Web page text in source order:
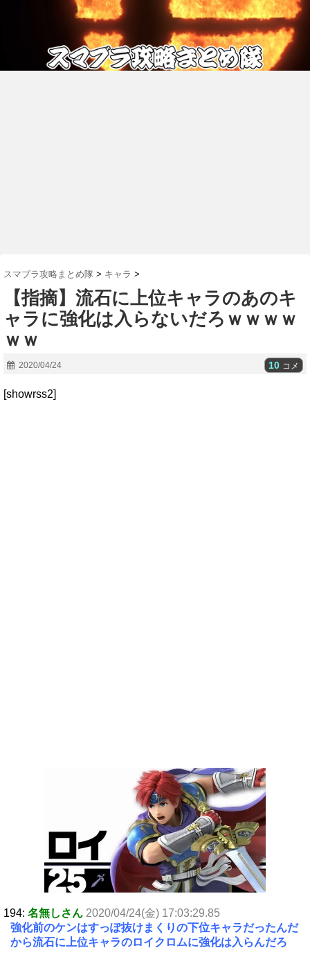
スマブラ攻略まとめ隊 > キャラ >
【指摘】流石に上位キャラのあのキ
ャラに強化は入らないだろｗｗｗｗ
ｗｗ
2020/04/24 10 コメ
[showrss2]
194: 名無しさん 2020/04/24(金) 17:03:29.85
強化前のケンはすっぽ抜けまくりの下位キャラだったんだ
から流石に上位キャラのロイクロムに強化は入らんだろ